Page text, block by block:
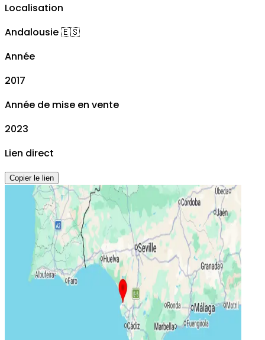
Localisation
Andalousie🇪🇸
Année
2017
Année de mise en vente
2023
Lien direct
Copier le lien